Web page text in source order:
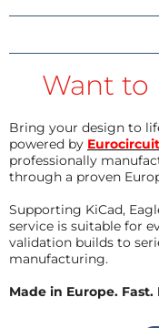
Want to
Bring your design to
powered by
professionally
through a proven
Supporting KiCad,
service is suitable for
validation builds to
manufacturing.
Made in Europe.